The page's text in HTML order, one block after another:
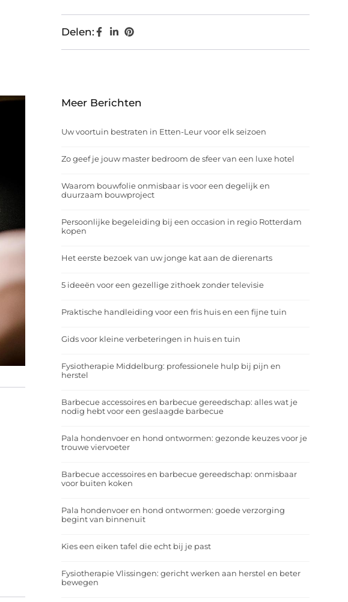
Delen:
Meer Berichten
Uw voortuin bestraten in Etten-Leur voor elk seizoen
Zo geef je jouw master bedroom de sfeer van een luxe hotel
Waarom bouwfolie onmisbaar is voor een degelijk en
duurzaam bouwproject
Persoonlijke begeleiding bij een occasion in regio Rotterdam
kopen
Het eerste bezoek van uw jonge kat aan de dierenarts
5 ideeën voor een gezellige zithoek zonder televisie
Praktische handleiding voor een fris huis en een fijne tuin
Gids voor kleine verbeteringen in huis en tuin
Fysiotherapie Middelburg: professionele hulp bij pijn en
herstel
Barbecue accessoires en barbecue gereedschap: alles wat je
nodig hebt voor een geslaagde barbecue
Pala hondenvoer en hond ontwormen: gezonde keuzes voor je
trouwe viervoeter
Barbecue accessoires en barbecue gereedschap: onmisbaar
voor buiten koken
Pala hondenvoer en hond ontwormen: goede verzorging
begint van binnenuit
Kies een eiken tafel die echt bij je past
Fysiotherapie Vlissingen: gericht werken aan herstel en beter
bewegen